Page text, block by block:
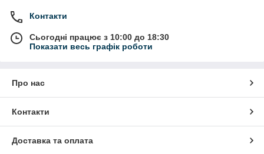
Контакти
Сьогодні працює з 10:00 до 18:30
Показати весь графік роботи
Про нас
Контакти
Доставка та оплата